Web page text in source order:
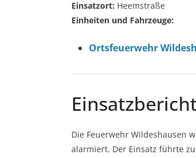
Einsatzort: Heemstraße
Einheiten und Fahrzeuge:
Ortsfeuerwehr
Die Feuerwehr Wildeshausen
alarmiert. Der Einsatz führte